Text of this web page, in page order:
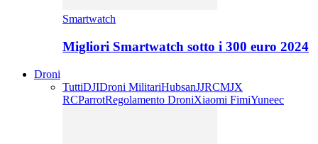
Smartwatch
Migliori Smartwatch sotto i 300 euro 2024
Droni
TuttiDJIDroni MilitariHubsanJJRCMJX
RCParrotRegolamento DroniXiaomi FimiYuneec